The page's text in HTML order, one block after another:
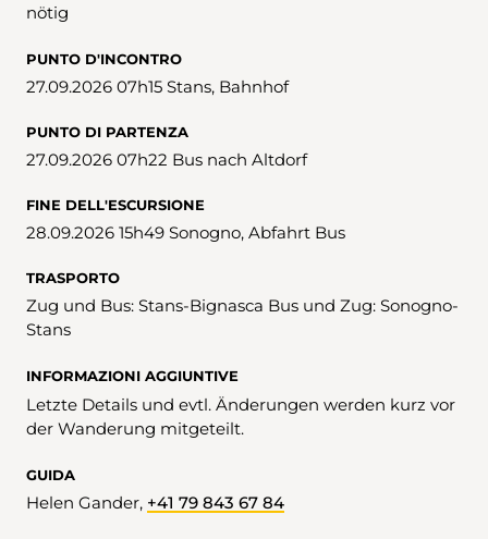
nötig
PUNTO D'INCONTRO
27.09.2026 07h15 Stans, Bahnhof
PUNTO DI PARTENZA
27.09.2026 07h22 Bus nach Altdorf
FINE DELL'ESCURSIONE
28.09.2026 15h49 Sonogno, Abfahrt Bus
TRASPORTO
Zug und Bus: Stans-Bignasca Bus und Zug: Sonogno-
Stans
INFORMAZIONI AGGIUNTIVE
Letzte Details und evtl. Änderungen werden kurz vor
der Wanderung mitgeteilt.
GUIDA
Helen Gander, +41 79 843 67 84